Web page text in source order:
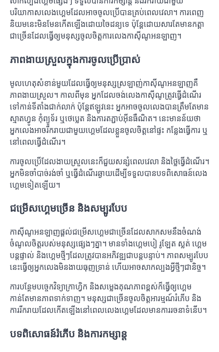
បរិយាកាសលេងហ្គេមដែលអាចចូលប្រើបានគ្រប់ពេលវេលា។ ការពេញ
និយមនេះមិនមែនកើតឡើងដោយចៃដន្យទេ ប៉ុន្តែដោយសារតែមានកត្តា
ជាច្រើនដែលធ្វើឲ្យមនុស្សចូលចិត្តការលេងកាស៊ីណូអនឡាញ។
ភាពងាយស្រួលក្នុងការចូលប្រើប្រាស់
មូលហេតុសំខាន់មួយដែលធ្វើឲ្យមនុស្សស្រឡាញ់កាស៊ីណូអនឡាញគឺ
ភាពងាយស្រួល។ កាលពីមុន អ្នកដែលចង់លេងកាស៊ីណូត្រូវធ្វើដំណើរ
ទៅកាន់ទីតាំងជាក់លាក់ ប៉ុន្តែឥឡូវនេះ អ្នកអាចចូលលេងបានត្រឹមតែមាន
ស្មាតហ្វូន កុំព្យូទ័រ ឬថេប្លេត និងការតភ្ជាប់អ៊ីនធឺណិត។ នេះមានន័យថា
អ្នកលេងអាចរីករាយជាមួយហ្គេមដែលខ្លួនចូលចិត្តនៅផ្ទះ កន្លែងធ្វើការ ឬ
នៅពេលធ្វើដំណើរ។
ការចូលប្រើដែលងាយស្រួលនេះក៏ជួយសន្សំពេលវេលា និងថ្លៃធ្វើដំណើរ។
អ្នកមិនចាំបាច់រង់ចាំ ឬធ្វើដំណើរឆ្ងាយដើម្បីទទួលបានបទពិសោធន៍លេង
ហ្គេមទៀតឡើយ។
ជម្រើសហ្គេមច្រើន និងសម្បូរបែប
កាស៊ីណូអនឡាញផ្តល់ជម្រើសហ្គេមជាច្រើនដែលសាកសមនឹងចំណង់
ចំណូលចិត្តរបស់មនុស្សផ្សេងៗគ្នា។ មានទាំងហ្គេមបៀ រូឡែត ស្លត់ ហ្គេម
បន្តផ្ទាល់ និងហ្គេមថ្មីៗដែលត្រូវបានអភិវឌ្ឍជាបន្តបន្ទាប់។ ភាពសម្បូរបែប
នេះធ្វើឲ្យអ្នកលេងមិនងាយធុញទ្រាន់ ហើយអាចសាកល្បងអ្វីថ្មីៗជានិច្ច។
ការបន្ថែមបច្ចេកវិទ្យាក្រាហ្វិក និងសម្លេងគុណភាពខ្ពស់ក៏ធ្វើឲ្យហ្គេម
កាន់តែមានភាពទាក់ទាញ។ មនុស្សជាច្រើនចូលចិត្តអារម្មណ៍រំភើប និង
ការរីករាយដែលកើតឡើងនៅពេលលេងហ្គេមដែលមានការរចនាទំនើប។
បទពិសោធន៍រំភើប និងការកម្សាន្ត